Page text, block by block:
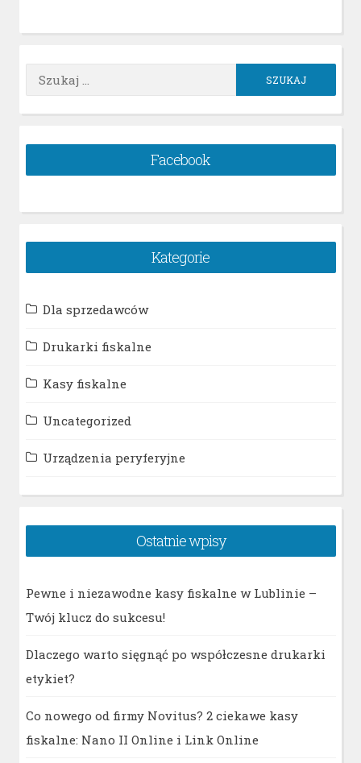
Szukaj:
Facebook
Kategorie
Dla sprzedawców
Drukarki fiskalne
Kasy fiskalne
Uncategorized
Urządzenia peryferyjne
Ostatnie wpisy
Pewne i niezawodne kasy fiskalne w Lublinie –
Twój klucz do sukcesu!
Dlaczego warto sięgnąć po współczesne drukarki
etykiet?
Co nowego od firmy Novitus? 2 ciekawe kasy
fiskalne: Nano II Online i Link Online